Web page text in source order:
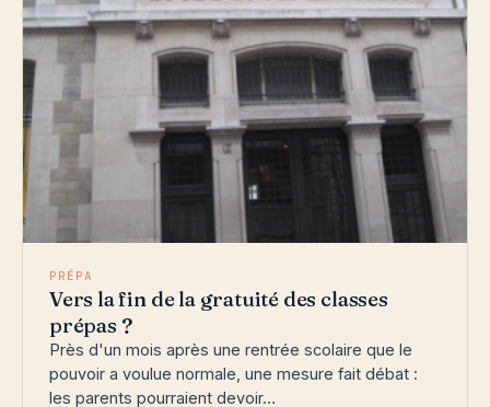
PRÉPA
Vers la fin de la gratuité des classes
prépas ?
Près d'un mois après une rentrée scolaire que le
pouvoir a voulue normale, une mesure fait débat :
les parents pourraient devoir…